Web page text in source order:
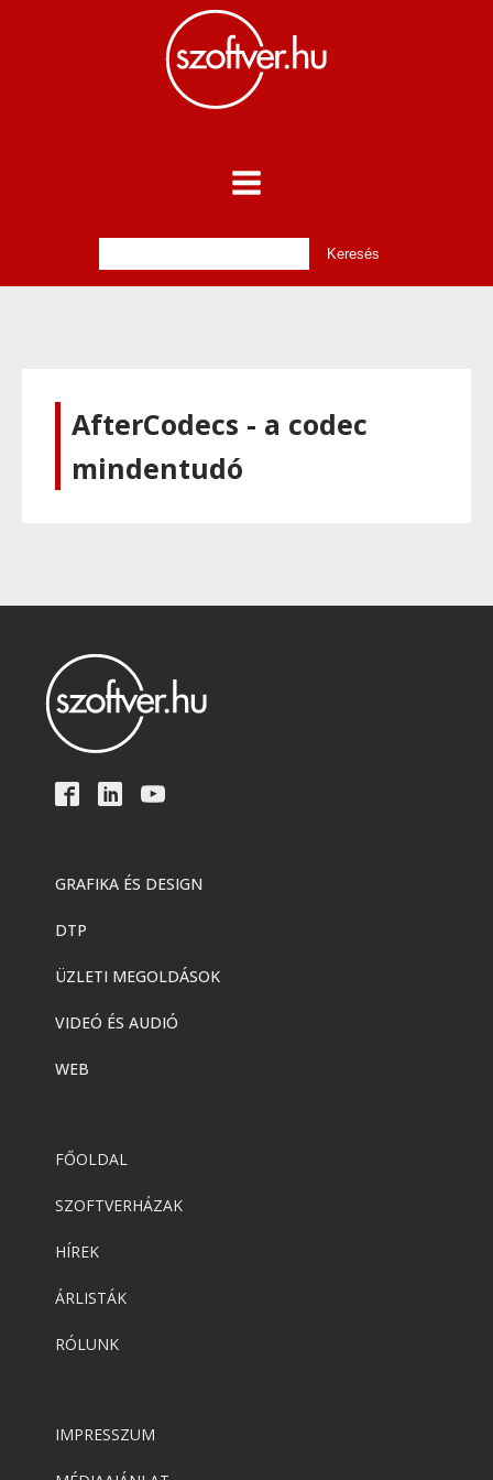
AfterCodecs - a codec
mindentudó
GRAFIKA ÉS DESIGN
DTP
ÜZLETI MEGOLDÁSOK
VIDEÓ ÉS AUDIÓ
WEB
FŐOLDAL
SZOFTVERHÁZAK
HÍREK
ÁRLISTÁK
RÓLUNK
IMPRESSZUM